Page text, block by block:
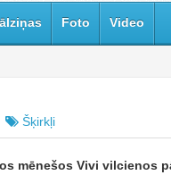
Foto Video
Šķirkļi
mēnešos Vivi vilcienos